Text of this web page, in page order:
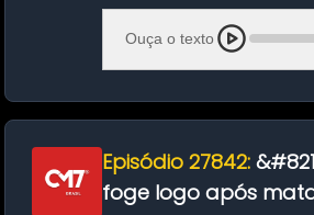
Ouça o texto
Episódio 27842:
foge logo após